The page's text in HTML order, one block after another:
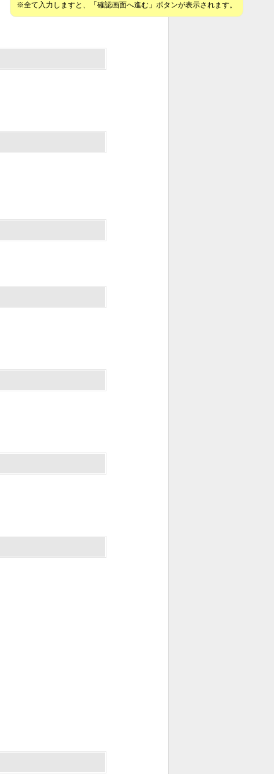
※全て入力しますと、「確認画面へ進む」ボタンが表示されます。